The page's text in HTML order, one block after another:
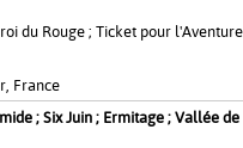
du Rouge ; Ticket pour
France
; Six Juin ; Ermitage ; Vallée